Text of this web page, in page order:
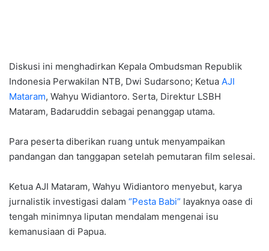
Diskusi ini menghadirkan Kepala Ombudsman Republik
Indonesia Perwakilan NTB, Dwi Sudarsono; Ketua AJI
Mataram, Wahyu Widiantoro. Serta, Direktur LSBH
Mataram, Badaruddin sebagai penanggap utama.
Para peserta diberikan ruang untuk menyampaikan
pandangan dan tanggapan setelah pemutaran film selesai.
Ketua AJI Mataram, Wahyu Widiantoro menyebut, karya
jurnalistik investigasi dalam “Pesta Babi” layaknya oase di
tengah minimnya liputan mendalam mengenai isu
kemanusiaan di Papua.